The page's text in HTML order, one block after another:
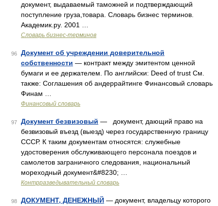
документ, выдаваемый таможней и подтверждающий
поступление груза,товара. Словарь бизнес терминов.
Академик.ру. 2001 …
Словарь бизнес-терминов
96
Документ об учреждении доверительной
собственности — контракт между эмитентом ценной
бумаги и ее держателем. По английски: Deed of trust См.
также: Соглашения об андеррайтинге Финансовый словарь
Финам …
Финансовый словарь
97 Документ безвизовый — документ, дающий право на
безвизовый въезд (выезд) через государственную границу
СССР. К таким документам относятся: служебные
удостоверения обслуживающего персонала поездов и
самолетов заграничного следования, национальный
мореходный документ&#8230; …
Контрразведывательный словарь
98 ДОКУМЕНТ, ДЕНЕЖНЫЙ — документ, владельцу которого